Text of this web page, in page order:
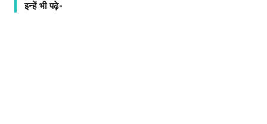
इन्हें भी पढ़े-